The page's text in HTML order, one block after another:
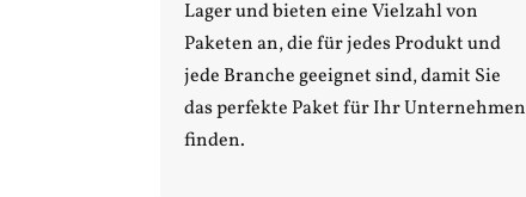
Lager und bieten eine Vielzahl von
Paketen an, die für jedes Produkt und
jede Branche geeignet sind, damit Sie
das perfekte Paket für Ihr Unternehmen
finden.